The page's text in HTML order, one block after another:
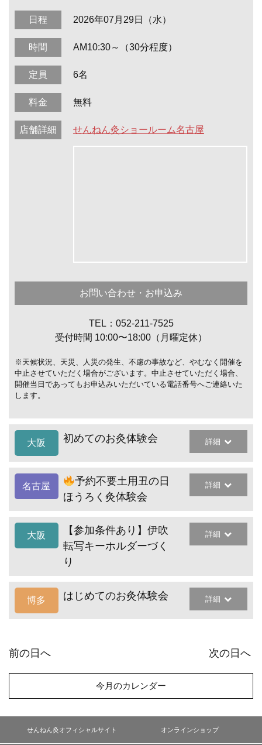
日程 2026年07月29日（水）
時間 AM10:30～（30分程度）
定員 6名
料金 無料
店舗詳細 せんねん灸ショールーム名古屋
お問い合わせ・お申込み
TEL：052-211-7525
受付時間 10:00〜18:00（月曜定休）
※天候状況、天災、人災の発生、不慮の事故など、やむなく開催を
中止させていただく場合がございます。中止させていただく場合、
開催当日であってもお申込みいただいている電話番号へご連絡いた
します。
大阪 初めてのお灸体験会 詳細
名古屋
予約不要土用丑の日
ほうろく灸体験会
詳細
大阪
【参加条件あり】伊吹
転写キーホルダーづく
り
詳細
博多 はじめてのお灸体験会 詳細
前の日へ 次の日へ
今月のカレンダー
せんねん灸オフィシャルサイト オンラインショップ